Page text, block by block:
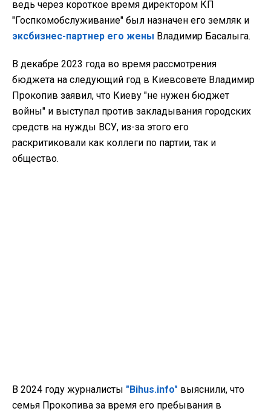
ведь через короткое время директором КП
"Госпкомобслуживание" был назначен его земляк и
эксбизнес-партнер его жены Владимир Басалыга.
В декабре 2023 года во время рассмотрения
бюджета на следующий год в Киевсовете Владимир
Прокопив заявил, что Киеву "не нужен бюджет
войны" и выступал против закладывания городских
средств на нужды ВСУ, из-за этого его
раскритиковали как коллеги по партии, так и
общество.
В 2024 году журналисты "Bihus.info" выяснили, что
семья Прокопива за время его пребывания в